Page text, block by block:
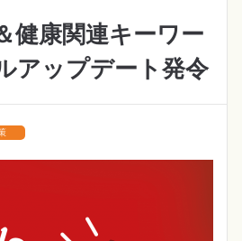
健康関連キーワー
アップデート発令